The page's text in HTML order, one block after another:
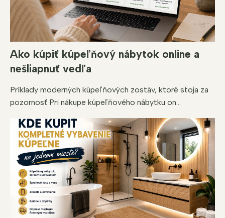
i
s
Ako kúpiť kúpeľňový nábytok online a
nešliapnuť vedľa
Príklady moderných kúpeľňových zostáv, ktoré stoja za
pozornosť Pri nákupe kúpeľňového nábytku on...